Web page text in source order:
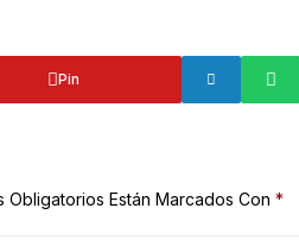
Pin
Obligatorios Están Marcados Con *